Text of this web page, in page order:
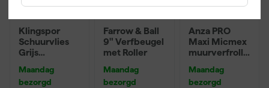
Klingspor
Schuurvlies
Grijs
Ultra Fijn
Maandag
bezorgd
Farrow & Ball
9" Verfbeugel
met Roller
Maandag
bezorgd
Anza PRO
Maxi Micmex
muurverfrolle
Maandag
bezorgd